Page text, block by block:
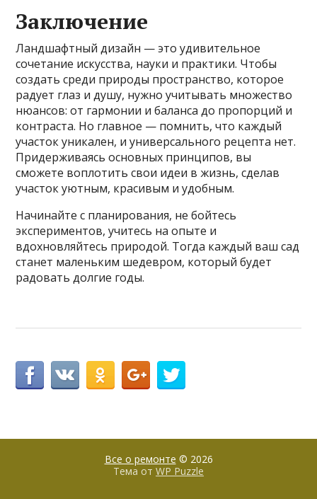
Заключение
Ландшафтный дизайн — это удивительное
сочетание искусства, науки и практики. Чтобы
создать среди природы пространство, которое
радует глаз и душу, нужно учитывать множество
нюансов: от гармонии и баланса до пропорций и
контраста. Но главное — помнить, что каждый
участок уникален, и универсального рецепта нет.
Придерживаясь основных принципов, вы
сможете воплотить свои идеи в жизнь, сделав
участок уютным, красивым и удобным.
Начинайте с планирования, не бойтесь
экспериментов, учитесь на опыте и
вдохновляйтесь природой. Тогда каждый ваш сад
станет маленьким шедевром, который будет
радовать долгие годы.
Все о ремонте © 2026
Тема от WP Puzzle